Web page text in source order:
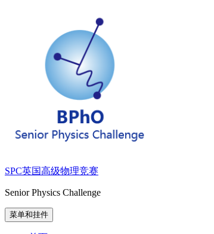
SPC英国高级物理竞赛
Senior Physics Challenge
菜单和挂件